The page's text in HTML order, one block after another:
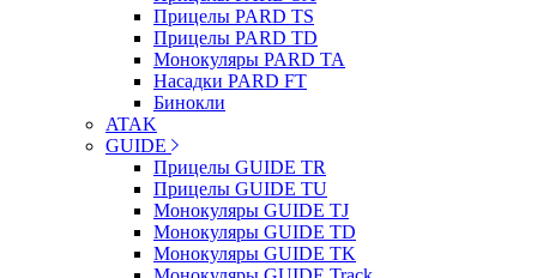
Прицелы PARD TS
Прицелы PARD TD
Монокуляры PARD TA
Насадки PARD FT
Бинокли
ATAK
GUIDE
Прицелы GUIDE TR
Прицелы GUIDE TU
Монокуляры GUIDE TJ
Монокуляры GUIDE TD
Монокуляры GUIDE TK